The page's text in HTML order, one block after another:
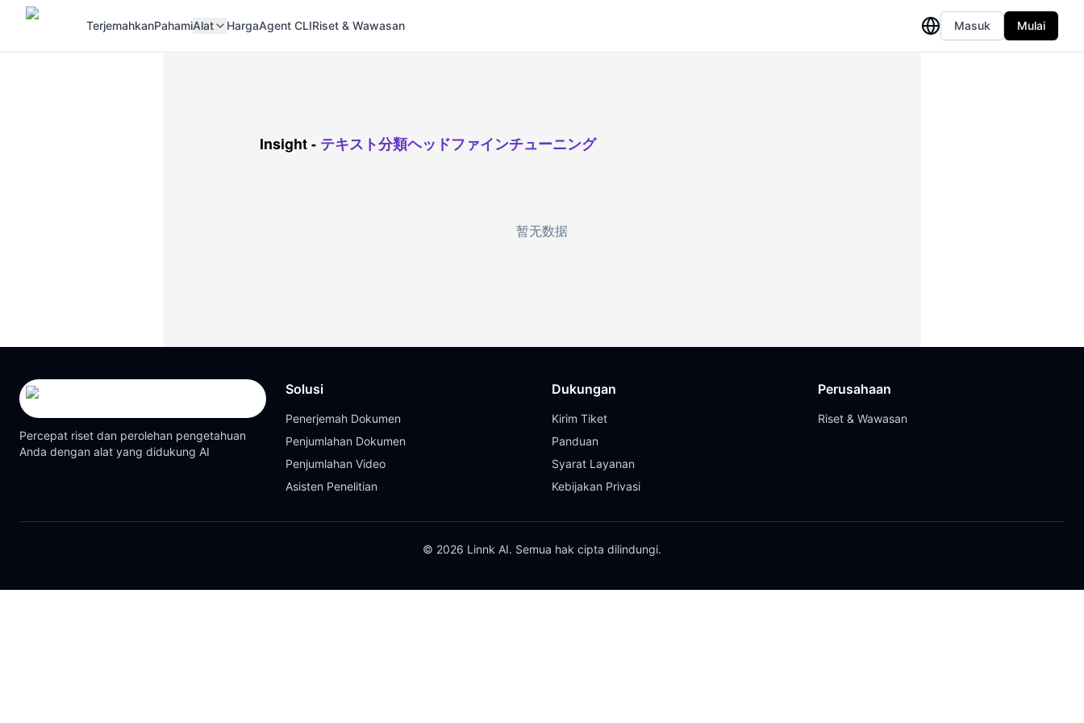
TerjemahkanPahamiAlat HargaAgent CLIRiset & Wawasan Masuk Mulai
Insight- テキスト分類ヘッドファインチューニング
暂无数据
Percepat riset dan perolehan pengetahuan
Anda dengan alat yang didukung AI
Solusi
Penerjemah Dokumen
Penjumlahan Dokumen
Penjumlahan Video
Asisten Penelitian
Dukungan
Kirim Tiket
Panduan
Syarat Layanan
Kebijakan Privasi
Perusahaan
Riset & Wawasan
© 2026 Linnk AI. Semua hak cipta dilindungi.